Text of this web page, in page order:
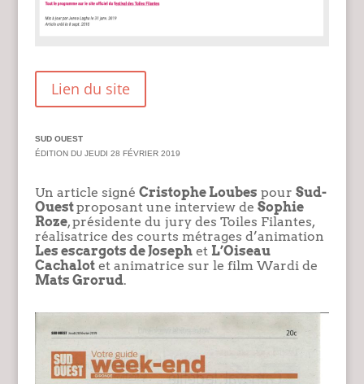
Lien du site
SUD OUEST
ÉDITION DU JEUDI 28 FÉVRIER 2019
Un article signé Cristophe Loubes pour Sud-
Ouestproposant une interview de Sophie
Roze, présidente du jury des Toiles Filantes,
réalisatrice des courts métrages d’animation
Les escargots de Josephet L’Oiseau
Cachalotet animatrice sur le film Wardi de
Mats Grorud.